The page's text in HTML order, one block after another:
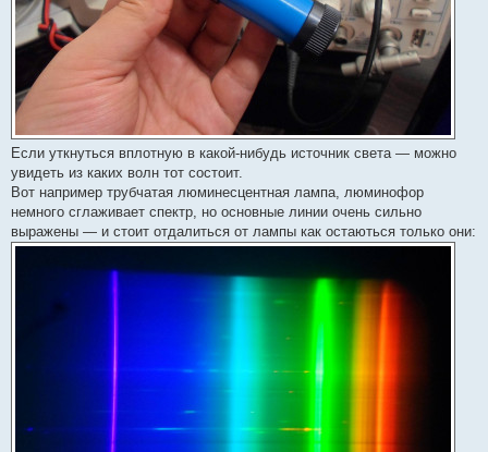
Если уткнуться вплотную в какой-нибудь источник света — можно
увидеть из каких волн тот состоит.
Вот например трубчатая люминесцентная лампа, люминофор
немного сглаживает спектр, но основные линии очень сильно
выражены — и стоит отдалиться от лампы как остаються только они: